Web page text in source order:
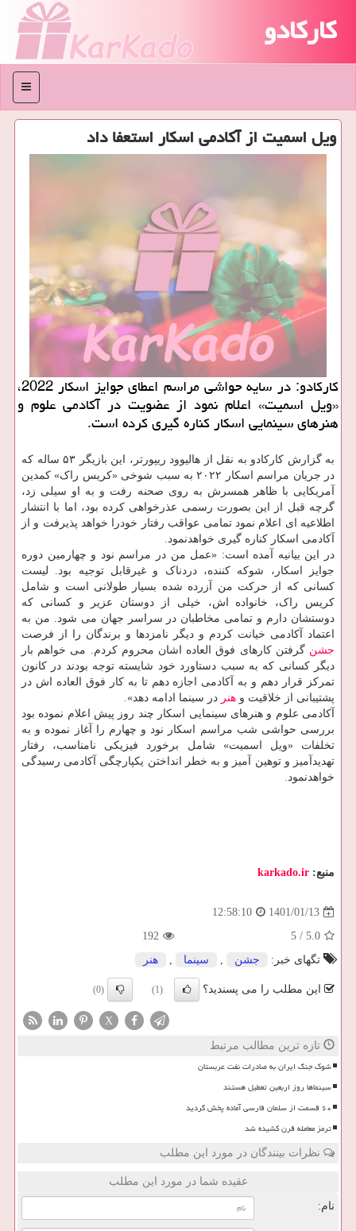
کارکادو
منو
ویل اسمیت از آکادمی اسکار استعفا داد
کارکادو: در سایه حواشی مراسم اعطای جوایز اسکار 2022،
«ویل اسمیت» اعلام نمود از عضویت در آکادمی علوم و
هنرهای سینمایی اسکار کناره گیری کرده است.
به گزارش کارکادو به نقل از هالیوود ریپورتر، این بازیگر ۵۳ ساله که
در جریان مراسم اسکار ۲۰۲۲ به سبب شوخی «کریس راک» کمدین
آمریکایی با ظاهر همسرش به روی صحنه رفت و به او سیلی زد،
گرچه قبل از این بصورت رسمی عذرخواهی کرده بود، اما با انتشار
اطلاعیه ای اعلام نمود تمامی عواقب رفتار خودرا خواهد پذیرفت و از
آکادمی اسکار کناره گیری خواهدنمود.
در این بیانیه آمده است: «عمل من در مراسم نود و چهارمین دوره
جوایز اسکار، شوکه کننده، دردناک و غیرقابل توجیه بود. لیست
کسانی که از حرکت من آزرده شده بسیار طولانی است و شامل
کریس راک، خانواده اش، خیلی از دوستان عزیر و کسانی که
دوستشان دارم و تمامی مخاطبان در سراسر جهان می شود. من به
اعتماد آکادمی خیانت کردم و دیگر نامزدها و برندگان را از فرصت
جشن گرفتن کارهای فوق العاده اشان محروم کردم. می خواهم بار
دیگر کسانی که به سبب دستاورد خود شایسته توجه بودند در کانون
تمرکز قرار دهم و به آکادمی اجازه دهم تا به کار فوق العاده اش در
پشتیبانی از خلاقیت و هنر در سینما ادامه دهد».
آکادمی علوم و هنرهای سینمایی اسکار چند روز پیش اعلام نموده بود
بررسی حواشی شب مراسم اسکار نود و چهارم را آغاز نموده و به
تخلفات «ویل اسمیت» شامل برخورد فیزیکی نامناسب، رفتار
تهدیدآمیز و توهین آمیز و به خطر انداختن یکپارچگی آکادمی رسیدگی
خواهدنمود.
منبع: karkado.ir
1401/01/13
12:58:10
5.0
/
5
192
تگهای خبر:
جشن , سینما , هنر
این مطلب را می پسندید؟ (1)
(0)
X
تازه ترین مطالب مرتبط
شوک جنگ ایران به صادرات نفت عربستان
سینماها روز اربعین تعطیل هستند
۶۰ قسمت از سلمان فارسی آماده پخش گردید
ترمز معامله قرن کشیده شد
نظرات بینندگان در مورد این مطلب
عقیده شما در مورد این مطلب
نام: